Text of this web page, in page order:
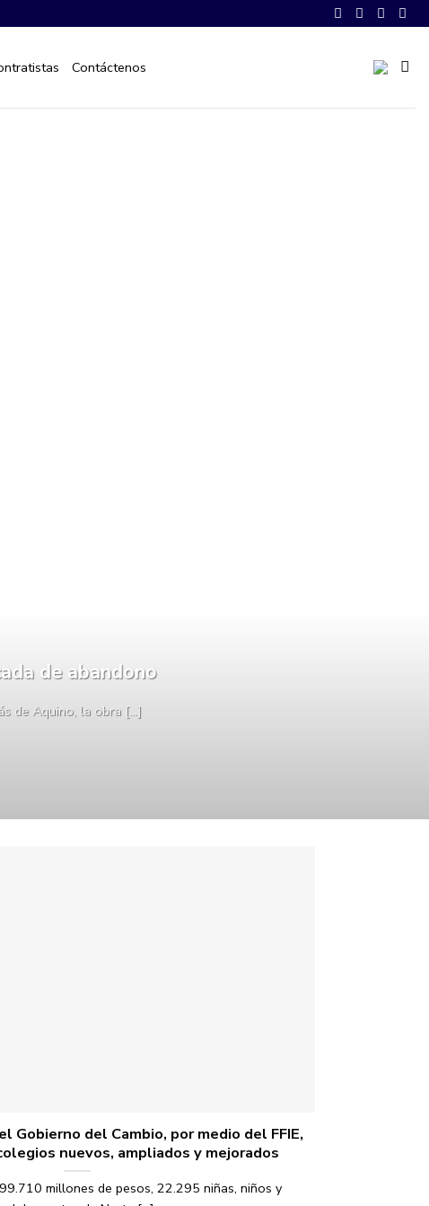
Contáctenos
de abandono
de Aquino, la obra [...]
Gobierno del Cambio, por medio del FFIE,
nuevos, ampliados y mejorados
millones de pesos, 22.295 niñas, niños y